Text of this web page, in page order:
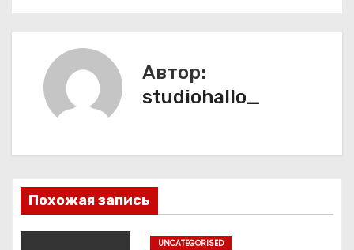
я
п
о
Автор:
studiohallo_
Похожая запись
UNCATEGORISED